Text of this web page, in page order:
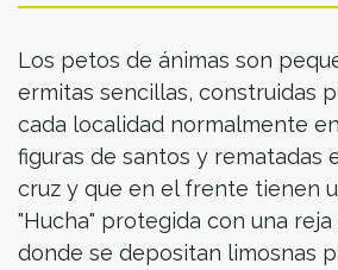
Los petos de ánimas son
ermitas sencillas, construidas
cada localidad normalmente
figuras de santos y rematadas
cruz y que en el frente tienen
"Hucha" protegida con una
donde se depositan limosnas